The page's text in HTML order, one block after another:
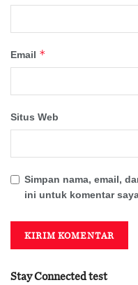
Email *
Situs Web
Simpan nama, email,
ini untuk komentar
Stay Connected test